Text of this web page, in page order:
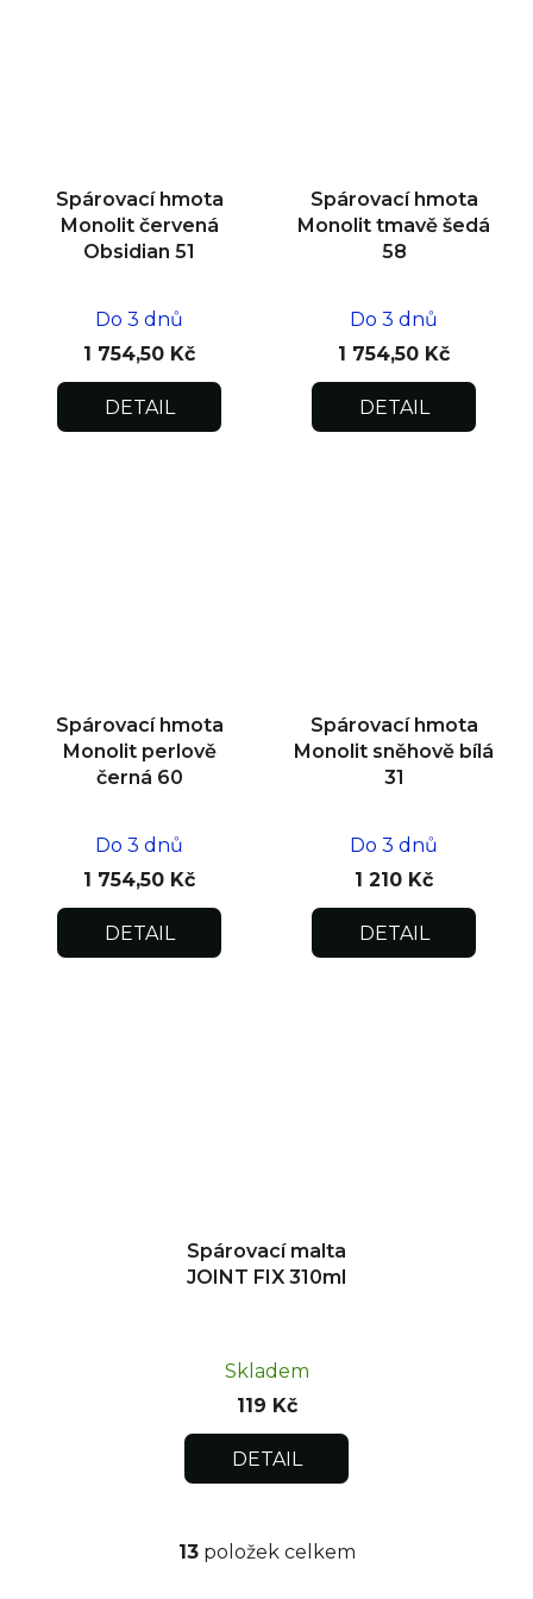
Spárovací hmota
Monolit červená
Obsidian 51
Do 3 dnů
1 754,50 Kč
DETAIL
Spárovací hmota
Monolit tmavě šedá
58
Do 3 dnů
1 754,50 Kč
DETAIL
Spárovací hmota
Monolit perlově
černá 60
Do 3 dnů
1 754,50 Kč
DETAIL
Spárovací hmota
Monolit sněhově bílá
31
Do 3 dnů
1 210 Kč
DETAIL
Spárovací malta
JOINT FIX 310ml
Skladem
119 Kč
DETAIL
O
13položek celkem